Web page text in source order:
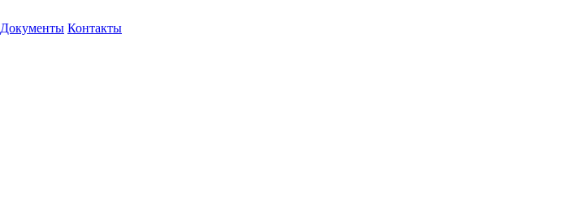
Документы Контакты